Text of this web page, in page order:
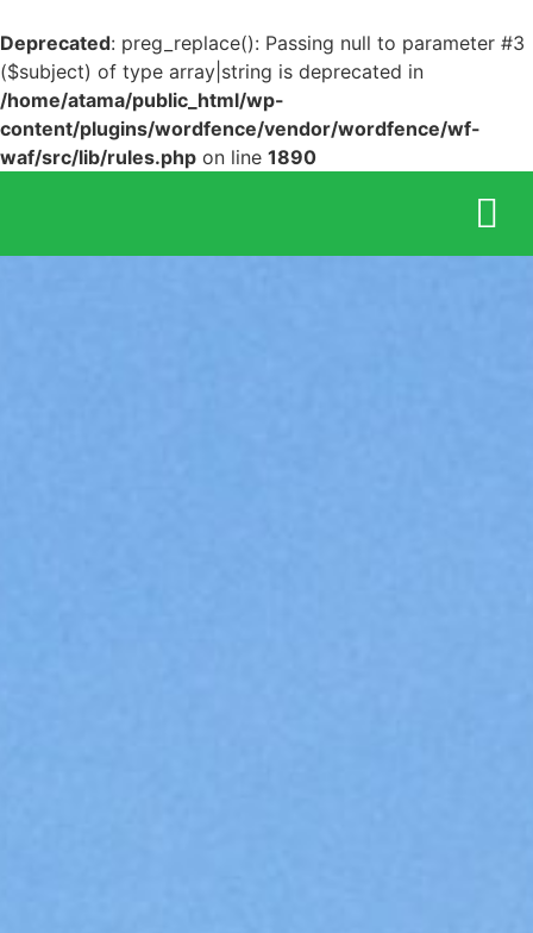
Deprecated: preg_replace(): Passing null to parameter #3
($subject) of type array|string is deprecated in
/home/atama/public_html/wp-
content/plugins/wordfence/vendor/wordfence/wf-
waf/src/lib/rules.php on line 1890